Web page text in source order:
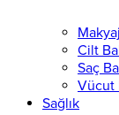
Makyaj
Cilt
Saç
Vücut
Sağlık